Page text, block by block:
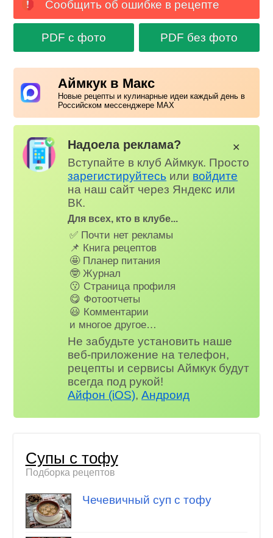
Сообщить об ошибке в рецепте
PDF с фото PDF без фото
Аймкук в Макс
Новые рецепты и кулинарные идеи каждый день в
Российском мессенджере MAX
Надоела реклама?
Вступайте в клуб Аймкук. Просто
зарегистируйтесь или войдите
на наш сайт через Яндекс или
ВК.
Для всех, кто в клубе...
✅ Почти нет рекламы
📌 Книга рецептов
🤩 Планер питания
🤓 Журнал
😗 Страница профиля
😋 Фотоотчеты
😃 Комментарии
и многое другое…
Не забудьте установить наше
веб-приложение на телефон,
рецепты и сервисы Аймкук будут
всегда под рукой!
Айфон (iOS),Андроид
✕
Супы с тофу
Подборка рецептов
Чечевичный суп с тофу